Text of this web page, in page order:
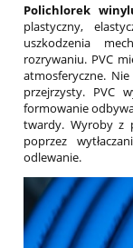
Polichlorek
plastyczny,
uszkodzenia
rozrywaniu. PVC
atmosferyczne.
przejrzysty. PVC
formowanie
twardy. Wyroby z
poprzez
odlewanie.